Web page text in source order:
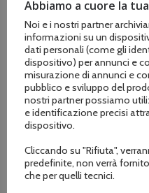
Soffiatori a scoppio
BLUE BIRD(3)
Abbiamo a cuore la
Noi e i nostri partner
informazioni su un
dati personali (come gli
dispositivo) per annunci e
misurazione di annunci e
pubblico e sviluppo del
nostri partner possiamo
e identificazione precisi
dispositivo.
Cliccando su "Rifiuta",
predefinite, non verrà
che per quelli tecnici.